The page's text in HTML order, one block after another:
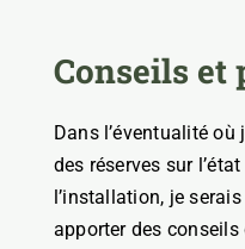
Conseils et
Dans l’éventualité
des réserves sur
l’installation, je
apporter des